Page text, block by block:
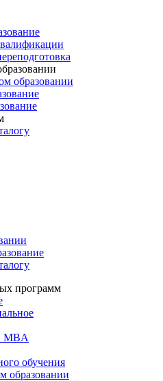
образовании
программ
MBA
обучения
образовании